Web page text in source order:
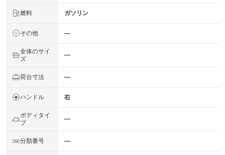
燃料 ガソリン
その他 ―
全体のサイ
ズ
―
荷台寸法 ―
ハンドル 右
ボディタイ
プ
―
分類番号 ―